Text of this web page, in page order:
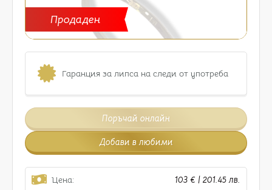
Продаден
Гаранция за липса на следи от употреба
Поръчай онлайн
Добави в любими
Цена: 103 € | 201.45 лв.